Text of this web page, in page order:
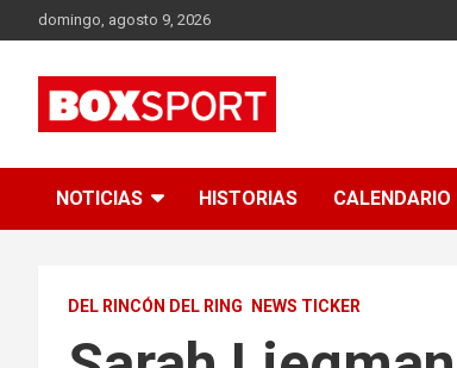
to
domingo, agosto 9, 2026
BOXSPORT
NOTICIAS HISTORIAS CALENDARIO
DEL RINCÓN DEL RING NEWS TICKER